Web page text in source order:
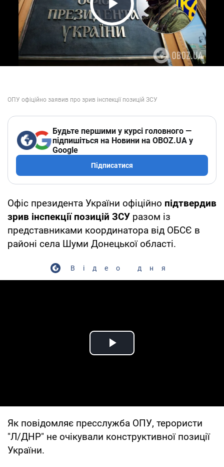
Play Video
Будьте першими у курсі головного —
підпишіться на Новини на OBOZ.UA у
Google
Підписатися
Офіс президента України офіційно підтвердив
зрив інспекції позицій ЗСУ разом із
представниками координатора від ОБСЄ в
районі села Шуми Донецької області.
Відео дня
Play Video
Як повідомляє пресслужба ОПУ, терористи
"Л/ДНР" не очікували конструктивної позиції
України.